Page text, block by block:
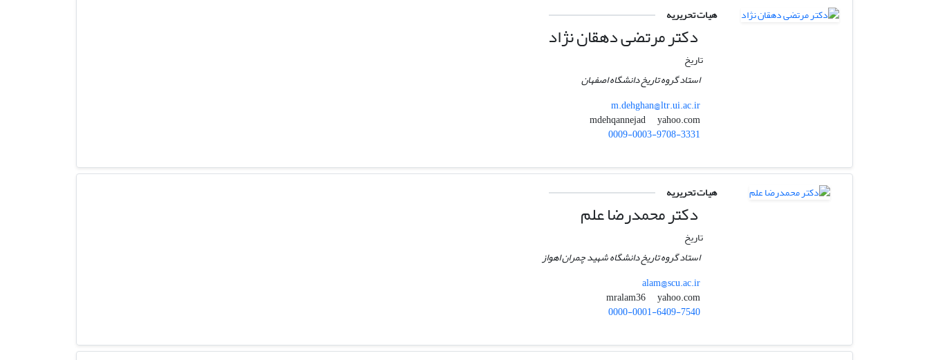
هیات تحریریه
دکتر مرتضی دهقان نژاد
تاریخ
استاد گروه تاریخ دانشگاه اصفهان
m.dehghan@ltr.ui.ac.ir
yahoo.com
0009-0003-9708-3331
هیات تحریریه
دکتر محمدرضا علم
تاریخ
استاد گروه تاریخ دانشگاه شهید چمران اهواز
alam@scu.ac.ir
yahoo.com
0000-0001-6409-7540